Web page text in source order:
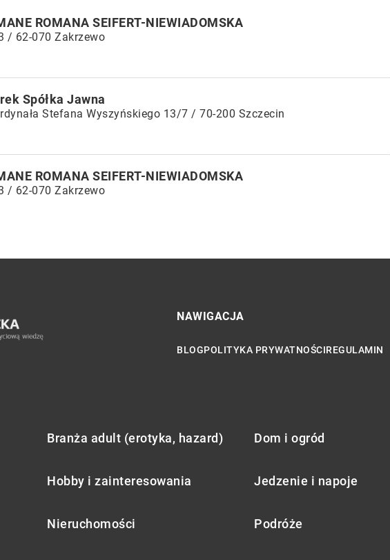
ROMANA SEIFERT-NIEWIADOMSKA
/ 62-070 Zakrzewo
Spółka Jawna
Stefana Wyszyńskiego 13/7 / 70-200 Szczecin
ROMANA SEIFERT-NIEWIADOMSKA
/ 62-070 Zakrzewo
NAWIGACJA
BLOGPOLITYKA PRYWATNOŚCIREGULAMIN
Branża adult (erotyka, hazard) Dom i ogród
Hobby i zainteresowania Jedzenie i napoje
Nieruchomości Podróże